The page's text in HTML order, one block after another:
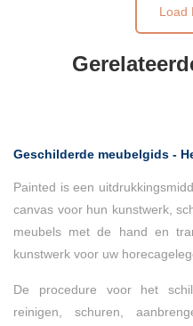
Load
Geschilderde meubelgids -
Painted is een
canvas voor hun kunstwerk,
meubels met de hand en
kunstwerk voor uw
De procedure voor het
reinigen, schuren,